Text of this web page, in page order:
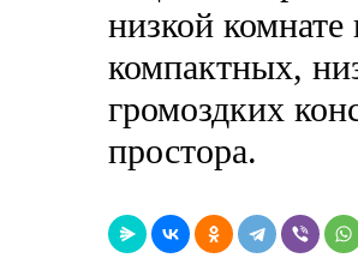
низкой
компактных,
громоздких
простора.